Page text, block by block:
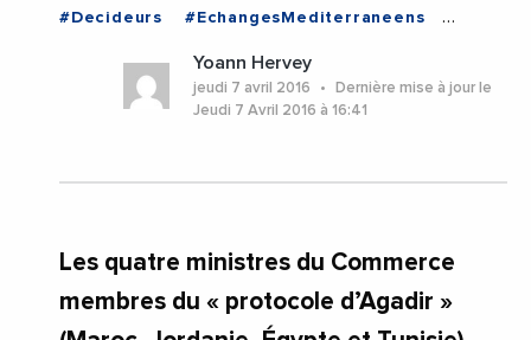
#Decideurs
#EchangesMediterraneens
Yoann Hervey
jeudi 7 avril 2016
Dernière mise à jour le
Jeudi 7 Avril 2016 à 16:41
Les quatre ministres du Commerce
membres du « protocole d’Agadir »